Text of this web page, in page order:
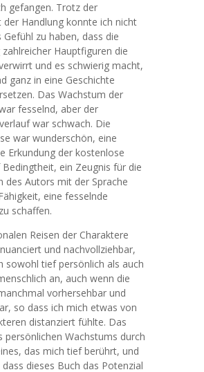
gefangen. Trotz der
der Handlung konnte ich nicht
Gefühl zu haben, dass die
zahlreicher Hauptfiguren die
und es schwierig macht,
ganz in eine Geschichte
Das Wachstum der
fesselnd, aber der
war schwach. Die
war wunderschön, eine
Erkundung der kostenlose
ein Zeugnis für die
des Autors mit der Sprache
eine fesselnde
schaffen.
Reisen der Charaktere
und nachvollziehbar,
sowohl tief persönlich als auch
an, auch wenn die
vorhersehbar und
so dass ich mich etwas von
distanziert fühlte. Das
persönlichen Wachstums durch
das mich tief berührt, und
dieses Buch das Potenzial